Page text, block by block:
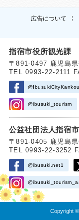
広告について
指宿市役所観光課
〒891-0497 鹿児島
TEL 0993-22-2111
@IbusukiCityKankou
@ibusuki_tourism
公益社団法人指宿
〒891-0405 鹿児島
TEL 0993-22-3252
@ibusuki.net1
Copyright